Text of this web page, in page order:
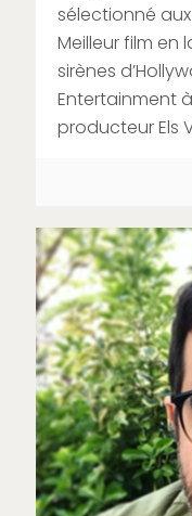
sélectionné
Meilleur film en
sirènes
Entertainment
producteur Els